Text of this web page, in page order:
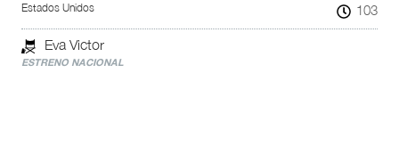
Estados Unidos 103
Eva Victor
ESTRENO NACIONAL